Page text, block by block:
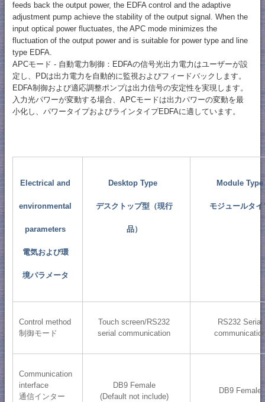
feeds back the output power, the EDFA control and the adaptive
adjustment pump achieve the stability of the output signal. When the
input optical power fluctuates, the APC mode minimizes the
fluctuation of the output power and is suitable for power type and line
type EDFA.
APCモード - 自動電力制御：EDFAの信号光出力電力はユーザーが設
定し、PDは出力電力を自動的に監視およびフィードバックします。
EDFA制御および適応調整ポンプは出力信号の安定性を実現します。
入力光パワーが変動する場合、APCモードは出力パワーの変動を最
小化し、パワータイプおよびラインタイプEDFAに適しています。
Electrical and
environmental
parameters
電気および環
境パラメータ
Desktop Type
デスクトップ型（現行
品）
Module Type
モジュールタイ
Control method
制御モード
Touch screen/RS232
serial communication
RS232 Serial
Communication
interface
通信インター
DB9 Female
(Default not include)
DB9 Female